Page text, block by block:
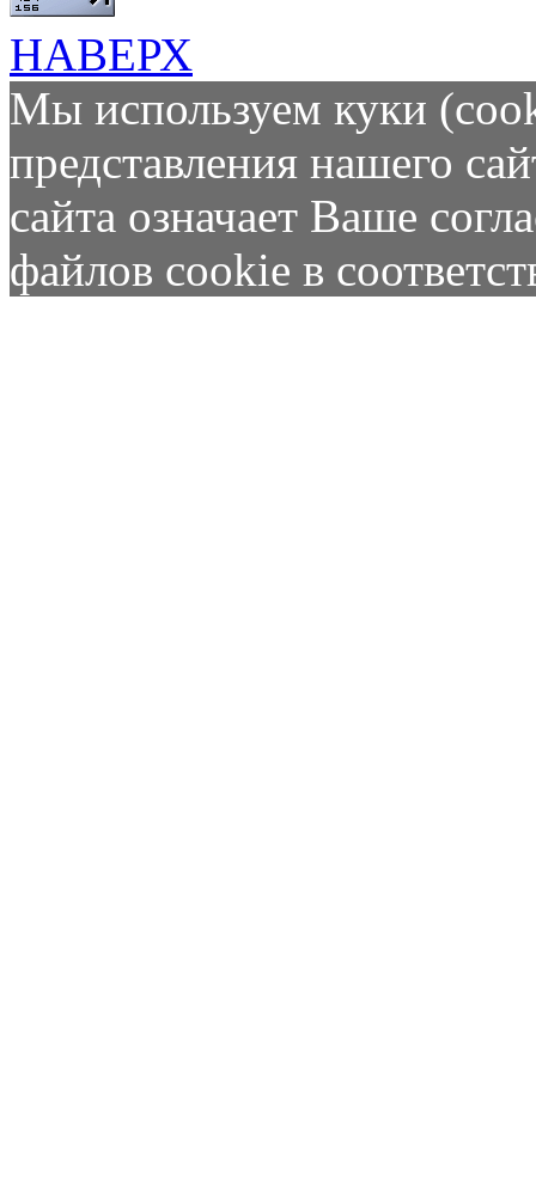
НАВЕРХ
Мы используем куки
представления нашего
сайта означает Ваше
файлов cookie в